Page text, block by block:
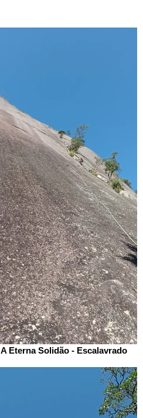
A Eterna Solidão - Escalavrado